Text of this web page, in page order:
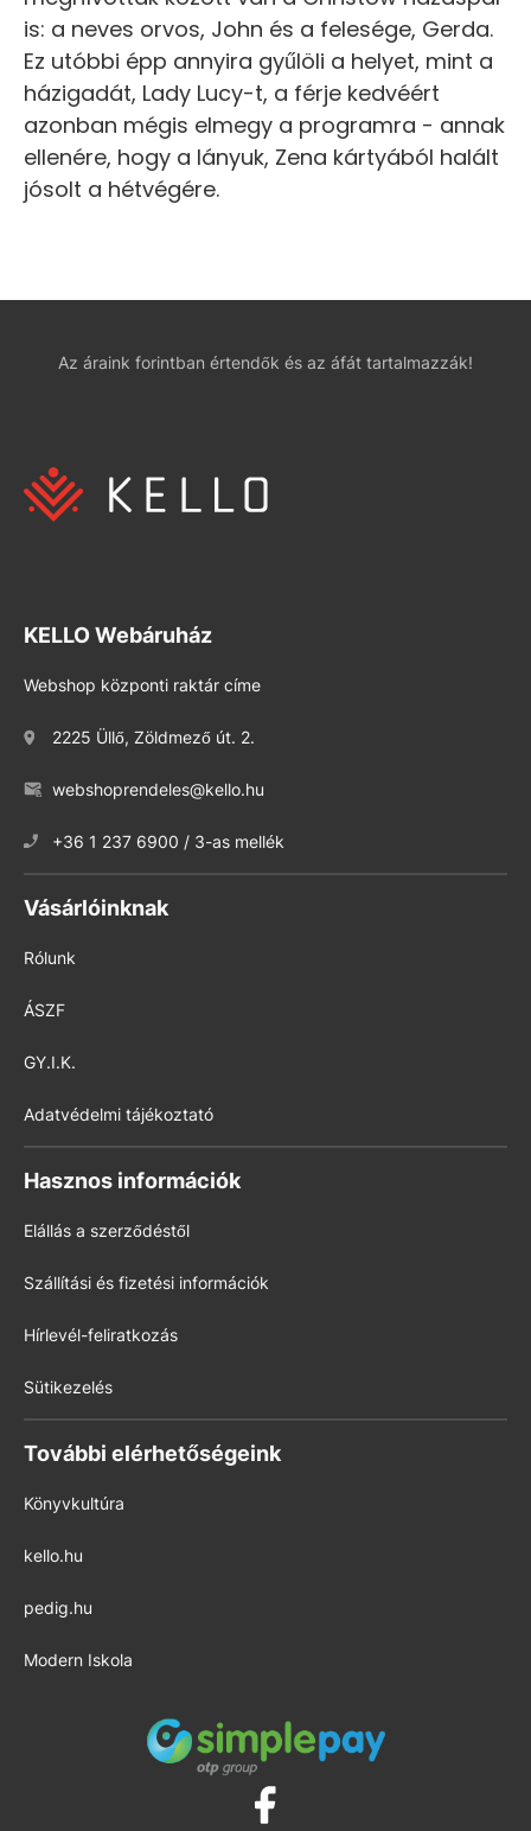
is: a neves orvos, John és a felesége, Gerda.
Ez utóbbi épp annyira gyűlöli a helyet, mint a
házigadát, Lady Lucy-t, a férje kedvéért
azonban mégis elmegy a programra - annak
ellenére, hogy a lányuk, Zena kártyából halált
jósolt a hétvégére.
Az áraink forintban értendők és az áfát tartalmazzák!
KELLO Webáruház
Webshop központi raktár címe
2225 Üllő, Zöldmező út. 2.
webshoprendeles@kello.hu
+36 1 237 6900 / 3-as mellék
Vásárlóinknak
Rólunk
ÁSZF
GY.I.K.
Adatvédelmi tájékoztató
Hasznos információk
Elállás a szerződéstől
Szállítási és fizetési információk
Hírlevél-feliratkozás
Sütikezelés
További elérhetőségeink
Könyvkultúra
kello.hu
pedig.hu
Modern Iskola